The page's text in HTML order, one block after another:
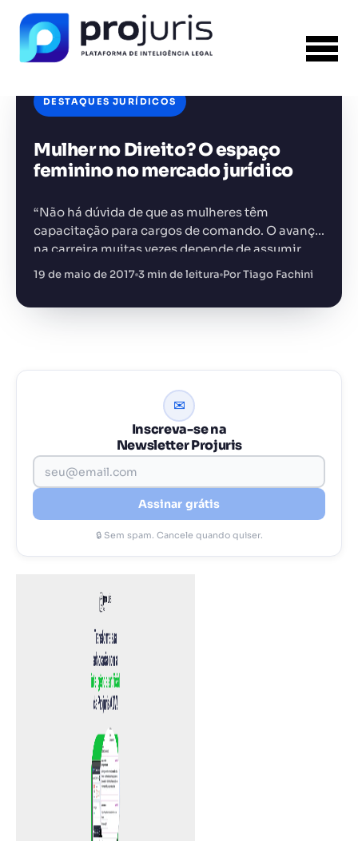
DESTAQUES JURÍDICOS
Mulher no Direito? O espaço
feminino no mercado jurídico
“Não há dúvida de que as mulheres têm
capacitação para cargos de comando. O avanço
na carreira muitas vezes depende de assumir
riscos e defender a própria posição — traços que
19 de maio de 2017 3 min de leitura Por Tiago Fachini
✉
Inscreva-se na
Newsletter Projuris
Assinar grátis
🔒 Sem spam. Cancele quando quiser.
FERRAMENTA RECOMENDADA PARA ESTE
CONTEÚDO
Template PPT Jurídico
+14.000 juristas